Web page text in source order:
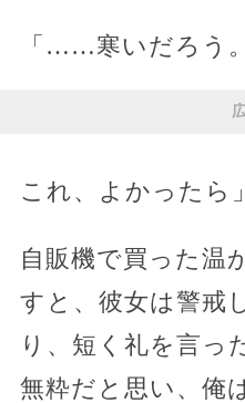
「……寒いだろう。
これ、よかったら」
自販機で買った温
すと、彼女は警戒
り、短く礼を言っ
無粋だと思い、俺